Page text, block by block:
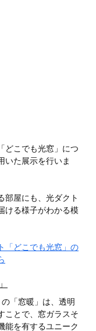
どこでも光窓」につ
いた展示を行いま
部屋にも、光ダクト
ける様子がわかる模
「どこでも光窓」の
「窓暖」は、透明
ことで、窓ガラスそ
能を有するユニーク